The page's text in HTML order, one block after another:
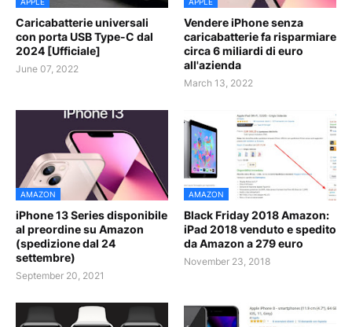
Caricabatterie universali
con porta USB Type-C dal
2024 [Ufficiale]
June 07, 2022
Vendere iPhone senza
caricabatterie fa risparmiare
circa 6 miliardi di euro
all'azienda
March 13, 2022
AMAZON
iPhone 13 Series disponibile
al preordine su Amazon
(spedizione dal 24
settembre)
September 20, 2021
AMAZON
Black Friday 2018 Amazon:
iPad 2018 venduto e spedito
da Amazon a 279 euro
November 23, 2018